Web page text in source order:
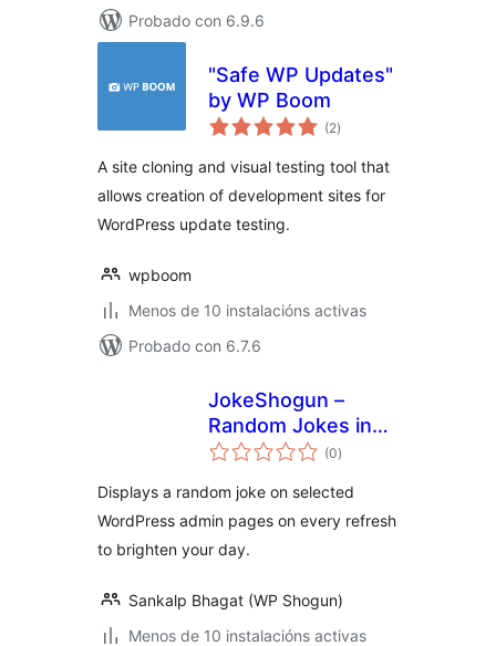
Probado con 6.9.6
"Safe WP Updates"
by WP Boom
(2valoracións
totais
)
A site cloning and visual testing tool that
allows creation of development sites for
WordPress update testing.
wpboom
Menos de 10 instalacións activas
Probado con 6.7.6
JokeShogun –
Random Jokes in
Admin Dashboard
(0valoracións
totais
)
Displays a random joke on selected
WordPress admin pages on every refresh
to brighten your day.
Sankalp Bhagat (WP Shogun)
Menos de 10 instalacións activas